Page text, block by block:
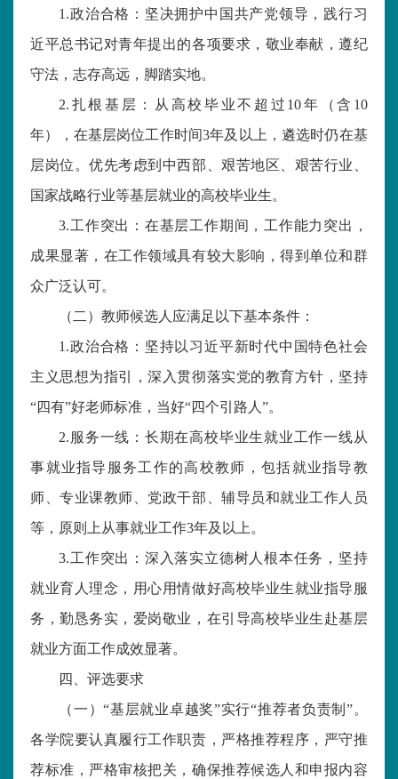
1.政治合格：坚决拥护中国共产党领导，践行习
近平总书记对青年提出的各项要求，敬业奉献，遵纪
守法，志存高远，脚踏实地。
2.扎根基层：从高校毕业不超过10年（含10
年），在基层岗位工作时间3年及以上，遴选时仍在基
层岗位。优先考虑到中西部、艰苦地区、艰苦行业、
国家战略行业等基层就业的高校毕业生。
3.工作突出：在基层工作期间，工作能力突出，
成果显著，在工作领域具有较大影响，得到单位和群
众广泛认可。
（二）教师候选人应满足以下基本条件：
1.政治合格：坚持以习近平新时代中国特色社会
主义思想为指引，深入贯彻落实党的教育方针，坚持
“四有”好老师标准， 当好“四个引路人”。
2.服务一线 ： 长期在高校毕业生就业工作一线从
事就业指导服务工作的高校教师，包括就业指导教
师、专业课教师、党政干部、辅导员和就业工作人员
等，原则上从事就业工作3年及以上。
3.工作突出 ： 深入落实立德树人根本任务，坚持
就业育人理念，用心用情做好高校毕业生就业指导服
务，勤恳务实， 爱岗敬业 ，在引导高校毕业生赴基层
就业方面工作成效显著。
四
、评选要求
（一）“基层就业卓越奖”实行“推荐者负责制”。
各学院要认真履行工作职责，严格推荐程序，严守推
荐标准，严格审核把关，确保推荐候选人和申报内容